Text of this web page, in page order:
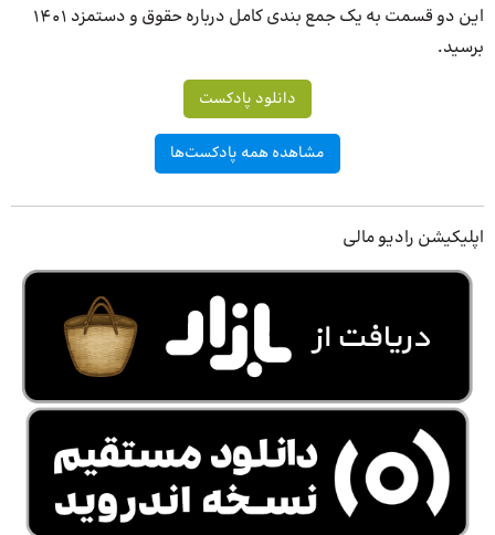
این دو قسمت به یک جمع بندی کامل درباره حقوق و دستمزد 1401
برسید.
دانلود پادکست
مشاهده همه پادکست‌ها
اپلیکیشن رادیو مالی